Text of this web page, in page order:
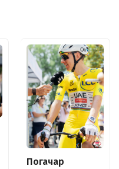
Погачар